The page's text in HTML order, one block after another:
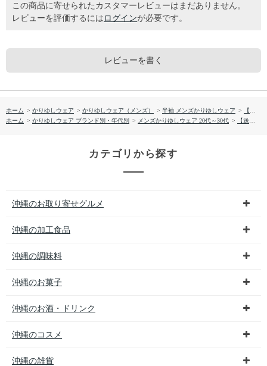
この商品に寄せられたカスタマーレビューはまだありません。
レビューを評価するには ログインが必要です。
レビューを書く
ホーム > かりゆしウェア > かりゆしウェア（メンズ） > 半袖 メンズかりゆしウェア >
【送料無料】トゥモローリーフ 形態安定 かりゆしウェア P1026-19
ホーム > かりゆしウェア ブランド別・年代別 > メンズかりゆしウェア 20代～30代 > 【送料無料】トゥモローリーフ 形態安定 かりゆしウェア P1026-19
カテゴリから探す
沖縄のお取り寄せグルメ
沖縄の加工食品
沖縄の調味料
沖縄のお菓子
沖縄のお酒・ドリンク
沖縄のコスメ
沖縄の雑貨